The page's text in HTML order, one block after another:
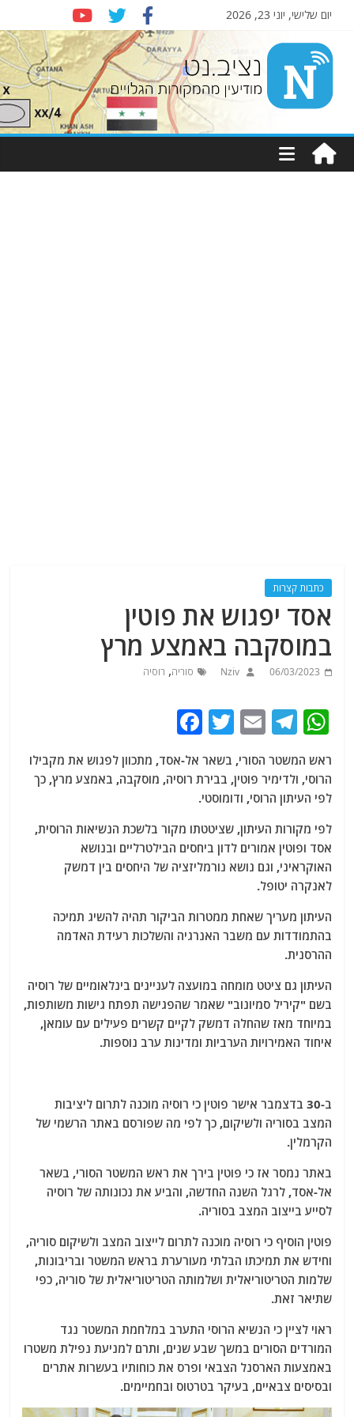
יום שלישי, יוני 23, 2026
Nziv.net
מודיעין
מהמקורות
כתבות קצרות
אסד יפגוש את פוטין
במוסקבה באמצע מרץ
06/03/2023
Nziv סוריה, רוסיה
W
at
s
A
p
p
T
e
g
ra
m
E
ai
l
T
itt
er
c
b
o
o
ראש המשטר הסורי, בשאר אל-אסד, מתכוון לפגוש את מקבילו
הרוסי, ולדימיר פוטין, בבירת רוסיה, מוסקבה, באמצע מרץ, כך
לפי העיתון הרוסי, ודומוסטי.
לפי מקורות העיתון, שציטטתו מקור בלשכת הנשיאות הרוסית,
אסד ופוטין אמורים לדון ביחסים הבילטרליים ובנושא
האוקראיני, וגם נושא נורמליזציה של היחסים בין דמשק
לאנקרה יטופל.
העיתון מעריך שאחת ממטרות הביקור תהיה להשיג תמיכה
בהתמודדות עם משבר האנרגיה והשלכות רעידת האדמה
ההרסנית.
העיתון גם ציטט מומחה במועצה לעניינים בינלאומיים של רוסיה
בשם "קיריל סמיונוב" שאמר שהפגישה תפתח גישות משותפות,
במיוחד מאז שהחלה דמשק לקיים קשרים פעילים עם עומאן,
איחוד האמירויות הערביות ומדינות ערב נוספות.
ב-30 בדצמבר אישר פוטין כי רוסיה מוכנה לתרום ליציבות
המצב בסוריה ולשיקום, כך לפי מה שפורסם באתר הרשמי של
הקרמלין.
באתר נמסר אז כי פוטין בירך את ראש המשטר הסורי, בשאר
אל-אסד, לרגל השנה החדשה, והביע את נכונותה של רוסיה
לסייע בייצוב המצב בסוריה.
פוטין הוסיף כי רוסיה מוכנה לתרום לייצוב המצב ולשיקום סוריה,
וחידש את תמיכתו הבלתי מעורערת בראש המשטר ובריבונות,
שלמות הטריטוריאלית ושלמותה הטריטוריאלית של סוריה, כפי
שתיאר זאת.
ראוי לציין כי הנשיא הרוסי התערב במלחמת המשטר נגד
המורדים הסורים במשך שבע שנים, ותרם למניעת נפילת משטרו
באמצעות הארסנל הצבאי ופרס את כוחותיו בעשרות אתרים
ובסיסים צבאיים, בעיקר בטרטוס ובחמיימים.